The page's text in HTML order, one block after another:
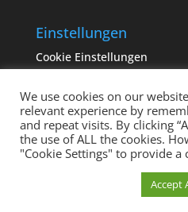
Einstellungen
Cookie Einstellungen
Copyright
binderland.de|
We use cookies on our
relevant experience by
and repeat visits. By clicking
the use of ALL the cookies.
"Cookie Settings" to provide a
Accept